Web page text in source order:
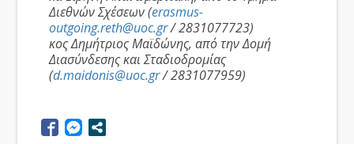
Διεθνών Σχέσεων (erasmus-
outgoing.reth@uoc.gr/ 2831077723)
κος Δημήτριος Μαϊδώνης, από την Δομή
Διασύνδεσης και Σταδιοδρομίας
(d.maidonis@uoc.gr/ 2831077959)